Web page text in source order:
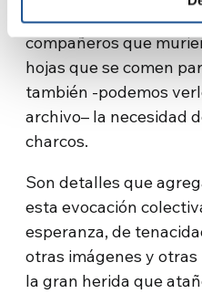
de privaciones, de
compañeros que
hojas que se comen
también -podemos
archivo– la necesidad
charcos.
Son detalles que
esta evocación
esperanza, de
otras imágenes y
la gran herida que